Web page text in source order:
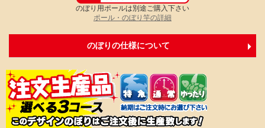
のぼり用ポールは別途ご購入下さい
ポール・のぼり竿の詳細
のぼりの仕様について